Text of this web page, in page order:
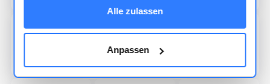
Alle zulassen
Anpassen